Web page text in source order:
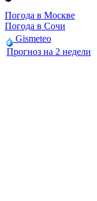
Погода в Москве
Погода в Сочи
Gismeteo
Прогноз на 2 недели